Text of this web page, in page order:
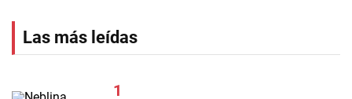
Las más leídas